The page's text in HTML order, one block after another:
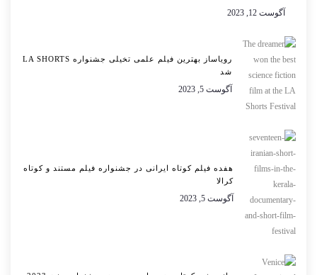
آگوست 12, 2023
رویاساز بهترین فیلم علمی تخیلی جشنواره LA SHORTS
شد
آگوست 5, 2023
هفده فیلم کوتاه ایرانی در جشنواره فیلم مستند و کوتاه
کرالا
آگوست 5, 2023